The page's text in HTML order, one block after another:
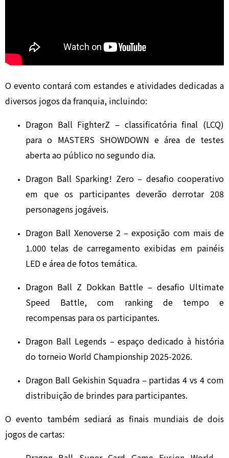
O evento contará com estandes e atividades dedicadas a
diversos jogos da franquia, incluindo:
Dragon Ball FighterZ – classificatória final (LCQ)
para o MASTERS SHOWDOWN e área de testes
aberta ao público no segundo dia.
Dragon Ball Sparking! Zero– desafio cooperativo
em que os participantes deverão derrotar 208
personagens jogáveis.
Dragon Ball Xenoverse 2 – exposição com mais de
1.000 telas de carregamento exibidas em painéis
LED e área de fotos temática.
Dragon Ball Z Dokkan Battle – desafio Ultimate
Speed Battle, com ranking de tempo e
recompensas para os participantes.
Dragon Ball Legends– espaço dedicado à história
do torneio World Championship 2025-2026.
Dragon Ball Gekishin Squadra– partidas 4 vs 4 com
distribuição de brindes para participantes.
O evento também sediará as finais mundiais de dois
jogos de cartas: